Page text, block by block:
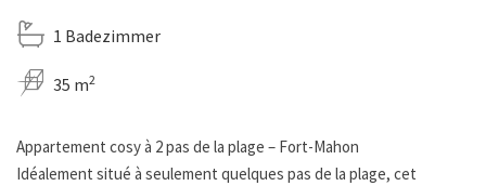
1 Badezimmer
35 m2
Appartement cosy à 2 pas de la plage – Fort-Mahon
Idéalement situé à seulement quelques pas de la plage, cet